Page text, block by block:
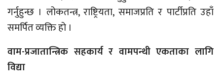
गर्नुहुन्छ । लोकतन्त्र, राष्ट्रियता, समाजप्रति र पार्टीप्रति उहाँ
समर्पित व्यक्ति हो ।
वाम-प्रजातान्त्रिक सहकार्य र वामपन्थी एकताका लागि
विद्या